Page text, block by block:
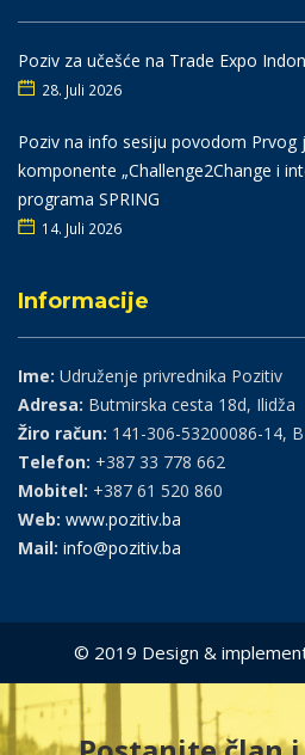
Poziv za učešće na Trade Expo
28. Juli 2026
Poziv na info sesiju povodom Prvog
komponente „Challenge2Change i
programa SPRING
14. Juli 2026
Informacije
Ime: Udruženje privrednika Pozitiv
Adresa: Butmirska cesta 18d, Ilidža
Žiro račun: 141-306-53200086-14,
Telefon: +387 33 778 662
Mobitel: +387 61 520 860
Web: www.pozitiv.ba
Mail: info@pozitiv.ba
© 2019 Design &